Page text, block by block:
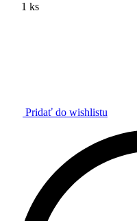
1 ks
Pridať do wishlistu